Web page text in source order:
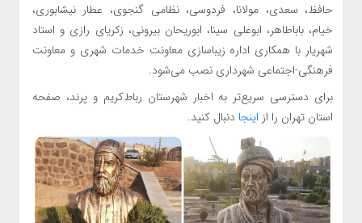
حافظ، سعدی، مولانا، فردوسی، نظامی گنجوی، عطار نیشابوری،
خیام، باباطاهر، ابوعلی سینا، ابوریحان بیرونی، زکریای رازی و استاد
شهریار با همکاری اداره زیباسازی معاونت خدمات شهری و معاونت
فرهنگی-اجتماعی شهرداری نصب می‌شود.
برای دسترسی سریع‌تر به اخبار شهرستان رباط‌کریم و پرند، صفحه
استان تهران را از اینجا دنبال کنید.